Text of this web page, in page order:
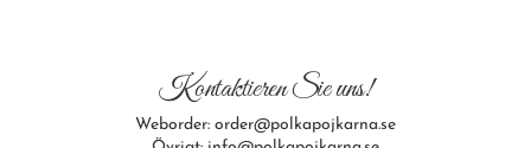
Kontaktieren Sie uns!
Weborder: order@polkapojkarna.se